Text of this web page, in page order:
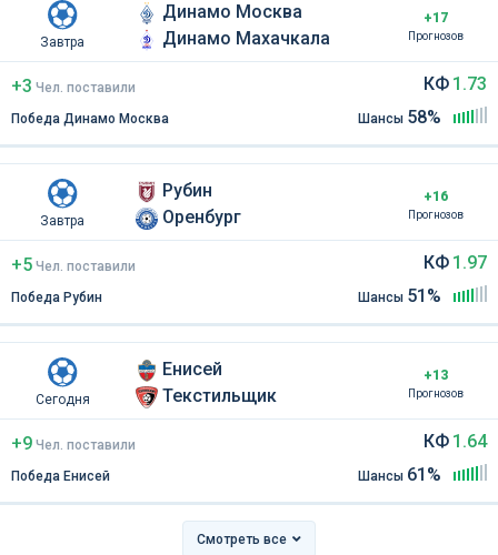
Завтра
Динамо Москва
Динамо Махачкала
+17
Прогнозов
+3 Чел. поставили
Победа Динамо Москва
КФ 1.73
Шансы 58%
Завтра
Рубин
Оренбург
+16
Прогнозов
+5 Чел. поставили
Победа Рубин
КФ 1.97
Шансы 51%
Сегодня
Енисей
Текстильщик
+13
Прогнозов
+9 Чел. поставили
Победа Енисей
КФ 1.64
Шансы 61%
Смотреть все